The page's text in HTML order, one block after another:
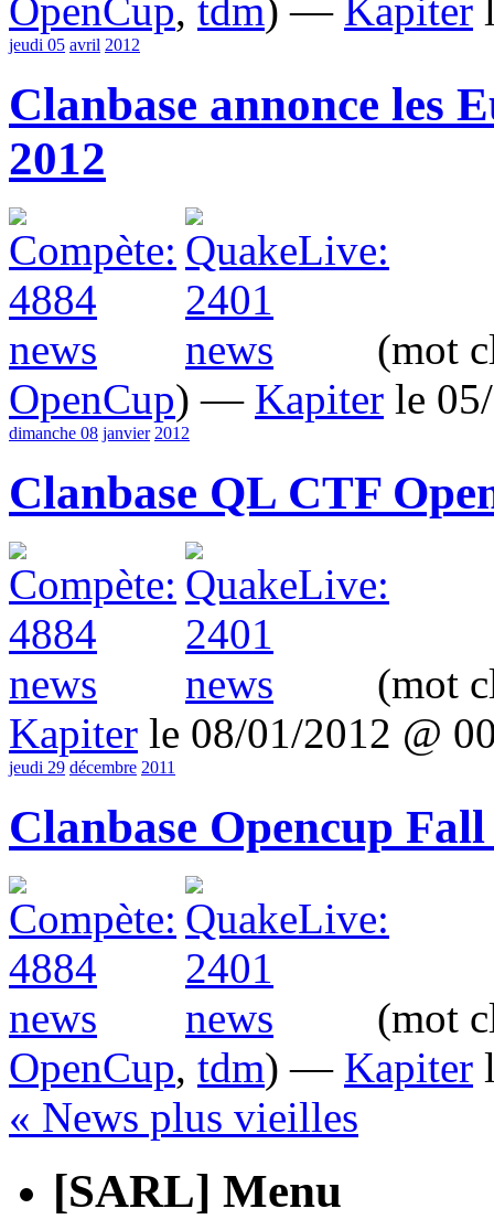
OpenCup, tdm) — Kapiter
jeudi 05 avril 2012
Clanbase annonce les
2012
(mot
OpenCup) — Kapiter le
dimanche 08 janvier 2012
Clanbase QL CTF
(mot
Kapiter le 08/01/2012 @
jeudi 29 décembre 2011
Clanbase Opencup Fall
(mot
OpenCup, tdm) — Kapiter
« News plus vieilles
[SARL] Menu